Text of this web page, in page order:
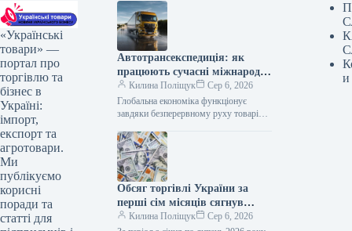
«Українські
товари» —
портал про
торгівлю та
бізнес в
Україні:
імпорт,
експорт та
агротовари.
Ми
публікуємо
корисні
поради та
статті для
Автотрансекспедиція: як
працюють сучасні міжнародні
автомобільні перевезення
вантажів
Килина Поліщук
Сер 6, 2026
Глобальна економіка функціонує
завдяки безперервному руху товарів
виступає головним двигуном
торговельних відносин. Для багатьох
підприємств…
Обсяг торгівлі України за
перші сім місяців сягнув
понад 82 мільярди доларів
Килина Поліщук
Сер 6, 2026
и